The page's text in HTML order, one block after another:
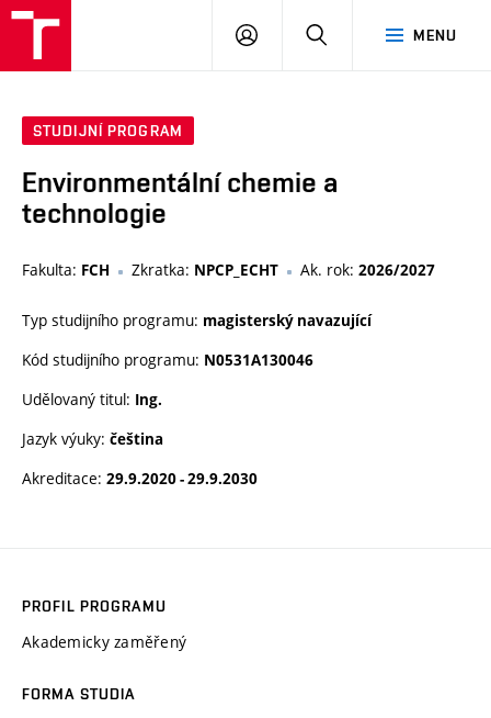
MENU
PŘIHLÁSIT
STUDIJNÍ PROGRAM
Environmentální chemie a
technologie
Fakulta: FCH Zkratka: NPCP_ECHT Ak. rok: 2026/2027
Typ studijního programu: magisterský navazující
Kód studijního programu: N0531A130046
Udělovaný titul: Ing.
Jazyk výuky: čeština
Akreditace: 29.9.2020 - 29.9.2030
PROFIL PROGRAMU
Akademicky zaměřený
FORMA STUDIA